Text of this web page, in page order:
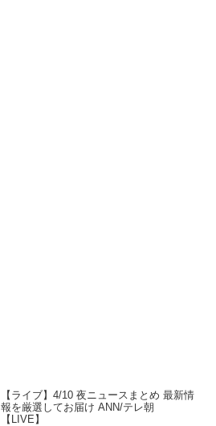
【ライブ】4/10 夜ニュースまとめ 最新情
報を厳選してお届け ANN/テレ朝
【LIVE】